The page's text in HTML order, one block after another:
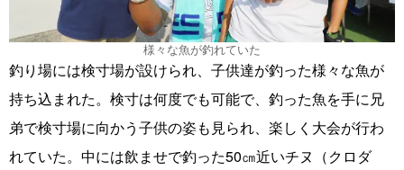
様々な魚が釣れていた
釣り場には検寸場が設けられ、子供達が釣った様々な魚が
持ち込まれた。検寸は何度でも可能で、釣った魚を手に兄
弟で検寸場に向かう子供の姿も見られ、楽しく大会が行わ
れていた。中には飲ませで釣った50㎝近いチヌ（クロダ